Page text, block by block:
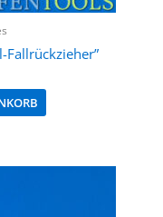
Fallrückzieher”